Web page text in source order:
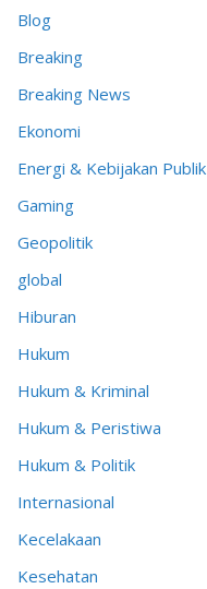
Blog
Breaking
Breaking News
Ekonomi
Energi & Kebijakan Publik
Gaming
Geopolitik
global
Hiburan
Hukum
Hukum & Kriminal
Hukum & Peristiwa
Hukum & Politik
Internasional
Kecelakaan
Kesehatan